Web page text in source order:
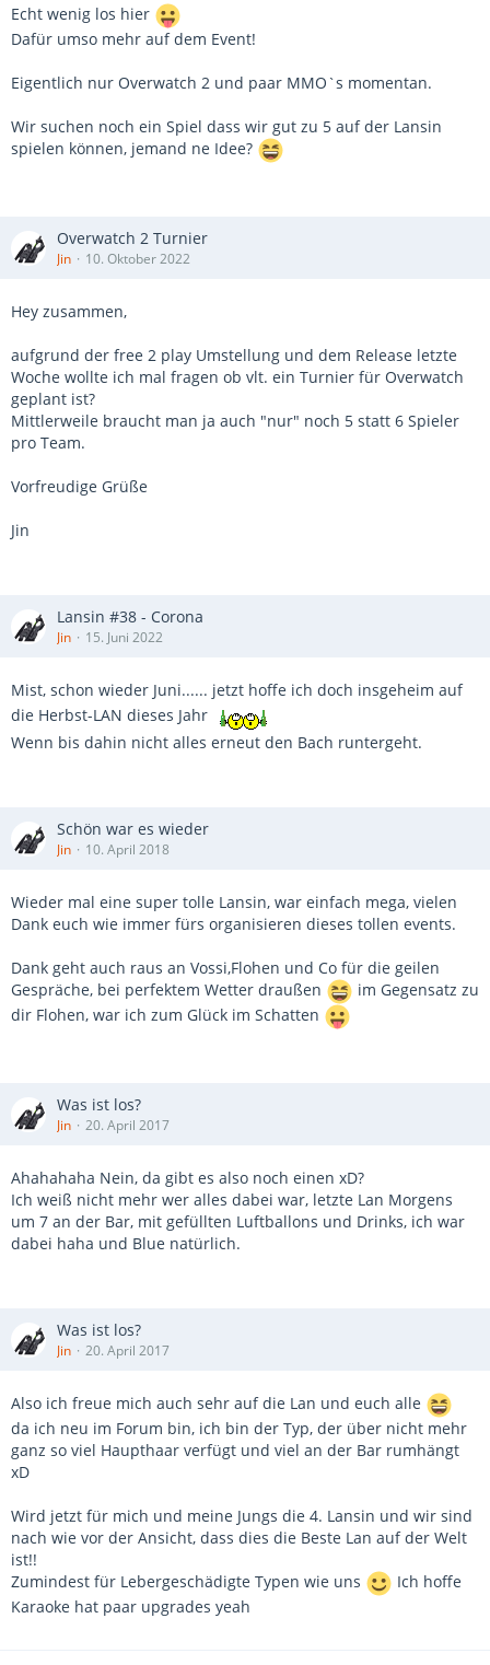
Echt wenig los hier
Dafür umso mehr auf dem Event!
Eigentlich nur Overwatch 2 und paar MMO`s momentan.
Wir suchen noch ein Spiel dass wir gut zu 5 auf der Lansin
spielen können, jemand ne Idee?
Overwatch 2 Turnier
Jin 10. Oktober 2022
Hey zusammen,
aufgrund der free 2 play Umstellung und dem Release letzte
Woche wollte ich mal fragen ob vlt. ein Turnier für Overwatch
geplant ist?
Mittlerweile braucht man ja auch "nur" noch 5 statt 6 Spieler
pro Team.
Vorfreudige Grüße
Jin
Lansin #38 - Corona
Jin 15. Juni 2022
Mist, schon wieder Juni...... jetzt hoffe ich doch insgeheim auf
die Herbst-LAN dieses Jahr
Wenn bis dahin nicht alles erneut den Bach runtergeht.
Schön war es wieder
Jin 10. April 2018
Wieder mal eine super tolle Lansin, war einfach mega, vielen
Dank euch wie immer fürs organisieren dieses tollen events.
Dank geht auch raus an Vossi,Flohen und Co für die geilen
Gespräche, bei perfektem Wetter draußen
im Gegensatz zu
dir Flohen, war ich zum Glück im Schatten
Was ist los?
Jin 20. April 2017
Ahahahaha Nein, da gibt es also noch einen xD?
Ich weiß nicht mehr wer alles dabei war, letzte Lan Morgens
um 7 an der Bar, mit gefüllten Luftballons und Drinks, ich war
dabei haha und Blue natürlich.
Was ist los?
Jin 20. April 2017
Also ich freue mich auch sehr auf die Lan und euch alle
da ich neu im Forum bin, ich bin der Typ, der über nicht mehr
ganz so viel Haupthaar verfügt und viel an der Bar rumhängt
xD
Wird jetzt für mich und meine Jungs die 4. Lansin und wir sind
nach wie vor der Ansicht, dass dies die Beste Lan auf der Welt
ist!!
Zumindest für Lebergeschädigte Typen wie uns
Ich hoffe
Karaoke hat paar upgrades yeah